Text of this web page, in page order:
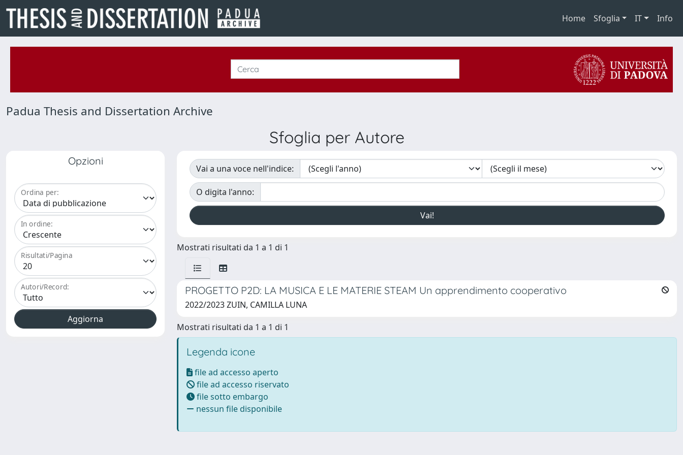
Home Sfoglia IT Info
Padua Thesis and Dissertation Archive
Sfoglia per Autore
Opzioni
Ordina per:
In ordine:
Risultati/Pagina
Autori/Record:
Vai a una voce nell'indice:
O digita l'anno:
Mostrati risultati da 1 a 1 di 1
PROGETTO P2D: LA MUSICA E LE MATERIE STEAM Un apprendimento cooperativo
2022/2023 ZUIN, CAMILLA LUNA
Mostrati risultati da 1 a 1 di 1
Legenda icone
file ad accesso aperto
file ad accesso riservato
file sotto embargo
nessun file disponibile